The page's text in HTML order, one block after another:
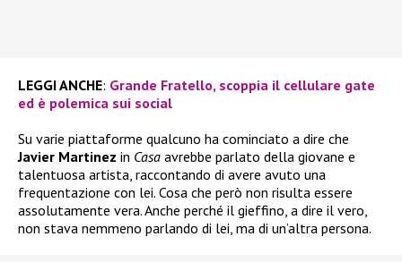
LEGGI ANCHE: Grande Fratello, scoppia il cellulare gate
ed è polemica sui social
Su varie piattaforme qualcuno ha cominciato a dire che
Javier Martinez in Casa avrebbe parlato della giovane e
talentuosa artista, raccontando di avere avuto una
frequentazione con lei. Cosa che però non risulta essere
assolutamente vera. Anche perché il gieffino, a dire il vero,
non stava nemmeno parlando di lei, ma di un’altra persona.